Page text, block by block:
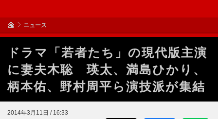
ニュース
ドラマ「若者たち」の現代版主演
に妻夫木聡 瑛太、満島ひかり、
柄本佑、野村周平ら演技派が集結
2014年3月11日 / 16:33